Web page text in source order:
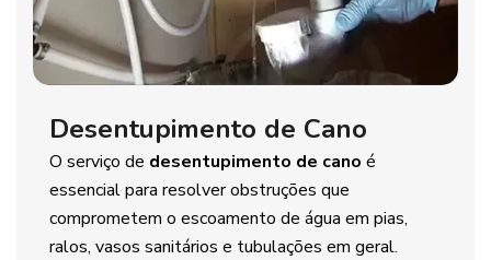
Desentupimento de Cano
O serviço de desentupimento de cano é
essencial para resolver obstruções que
comprometem o escoamento de água em pias,
ralos, vasos sanitários e tubulações em geral.